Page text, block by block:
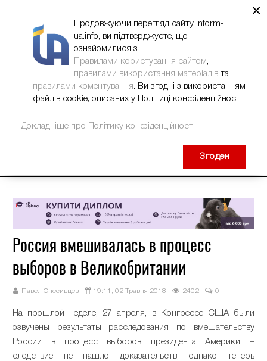
Россия вмешивалась в процесс
выборов в Великобритании
Павел Спесивцев 19:11, 02 Травня 2018 2402 0
На прошлой неделе, 27 апреля, в Конгрессе США были
озвучены результаты расследования по вмешательству
России в процесс выборов президента Америки –
следствие не нашло доказательств, однако теперь
×
Продовжуючи перегляд сайту inform-
ua.info, ви підтверджуєте, що
ознайомилися з
Правилами користування сайтом,
правилами використання матеріалів та
правилами коментування. Ви згодні з використанням
файлів cookie, описаних у Політиці конфіденційності.
Докладніше про Політику конфіденційності
Згоден